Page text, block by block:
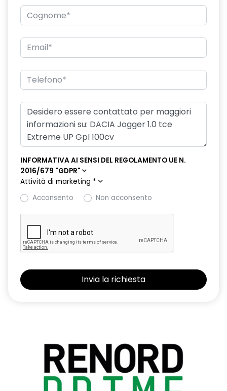
INFORMATIVA AI SENSI DEL REGOLAMENTO UE N.
2016/679 "GDPR"
Attività di marketing *
Acconsento
Non acconsento